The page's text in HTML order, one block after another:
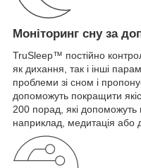
Моніторинг сну за
TruSleep™ постійно
як дихання, так і інші
проблеми зі сном і
допоможуть покращити
200 порад, які допоможуть
наприклад, медитація або